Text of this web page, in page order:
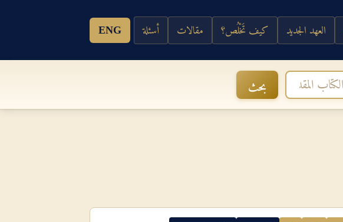
العهد الجديد كيف تَخْلُص؟ مقالات أسئلة ENG
بحث